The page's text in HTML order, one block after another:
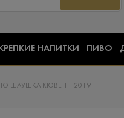
КРЕПКИЕ НАПИТКИ ПИВО
ШАУШКА КЮВЕ 11 2019